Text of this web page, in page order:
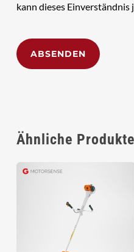
kann dieses
Ähnliche Produkte